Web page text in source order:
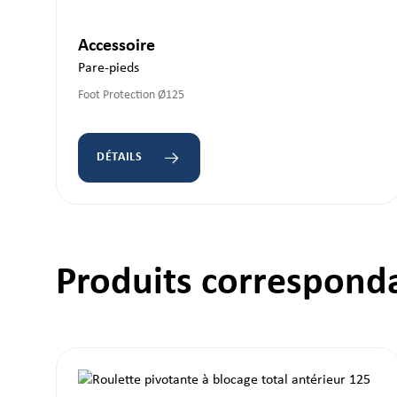
Accessoire
Pare-pieds
Foot Protection Ø125
DÉTAILS
Ignorer la galerie de produits
Produits